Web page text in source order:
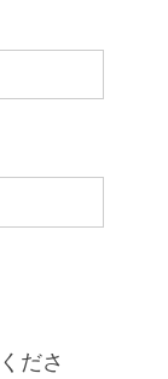
ださ